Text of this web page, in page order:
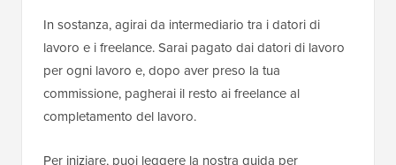
In sostanza, agirai da intermediario tra i datori di
lavoro e i freelance. Sarai pagato dai datori di lavoro
per ogni lavoro e, dopo aver preso la tua
commissione, pagherai il resto ai freelance al
completamento del lavoro.
Per iniziare, puoi leggere la nostra guida per